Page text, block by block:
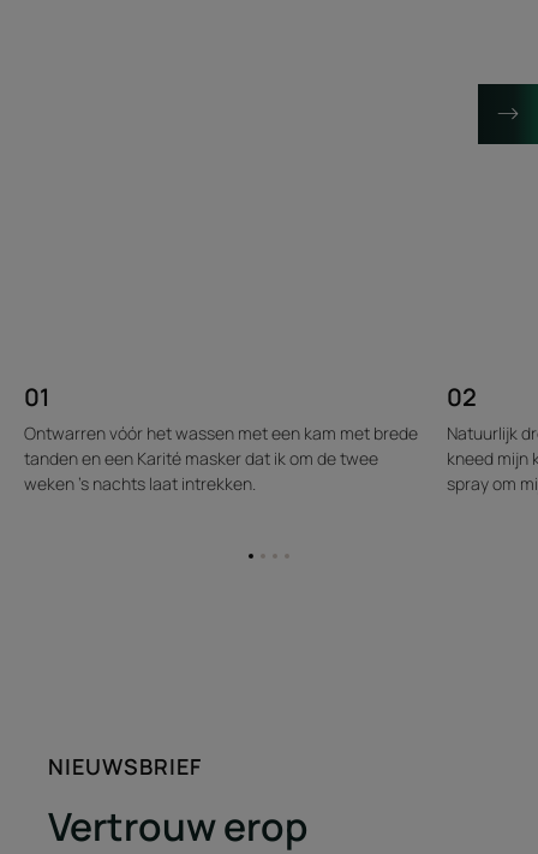
01
Ontwarren vóór het wassen met een kam met brede
tanden en een Karité masker dat ik om de twee
weken 's nachts laat intrekken.
02
Natuurlijk
kneed mijn
spray om
GaGa
GaGa
NIEUWSBRIEF
Vertrouw erop